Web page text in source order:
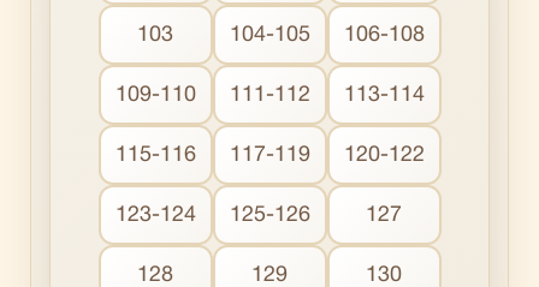
103 104-105 106-108
109-110 111-112 113-114
115-116 117-119 120-122
123-124 125-126 127
128 129 130